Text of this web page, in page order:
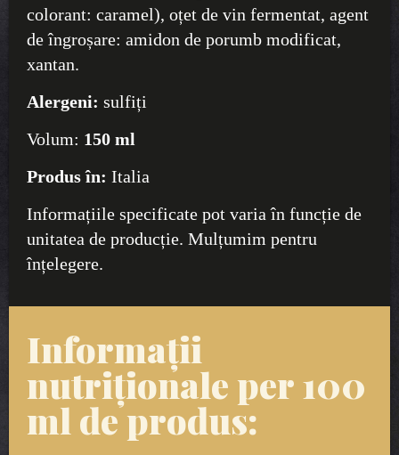
colorant: caramel), oțet de vin fermentat, agent
de îngroșare: amidon de porumb modificat,
xantan.
Alergeni: sulfiți
Volum: 150 ml
Produs în: Italia
Informațiile specificate pot varia în funcție de
unitatea de producție. Mulțumim pentru
înțelegere.
Informații
nutriționale per 100
ml de produs: